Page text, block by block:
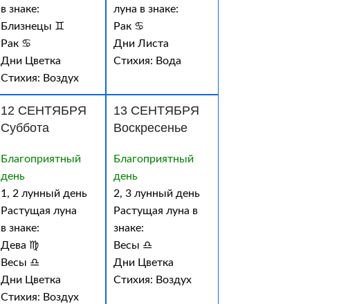
в знаке:
Близнецы ♊
Рак ♋
Дни Цветка
Стихия: Воздух
луна в знаке:
Рак ♋
Дни Листа
Стихия: Вода
12 СЕНТЯБРЯ
Суббота
Благоприятный
день
1, 2 лунный день
Растущая луна
в знаке:
Дева ♍
Весы ♎
Дни Цветка
Стихия: Воздух
13 СЕНТЯБРЯ
Воскресенье
Благоприятный
день
2, 3 лунный день
Растущая луна в
знаке:
Весы ♎
Дни Цветка
Стихия: Воздух